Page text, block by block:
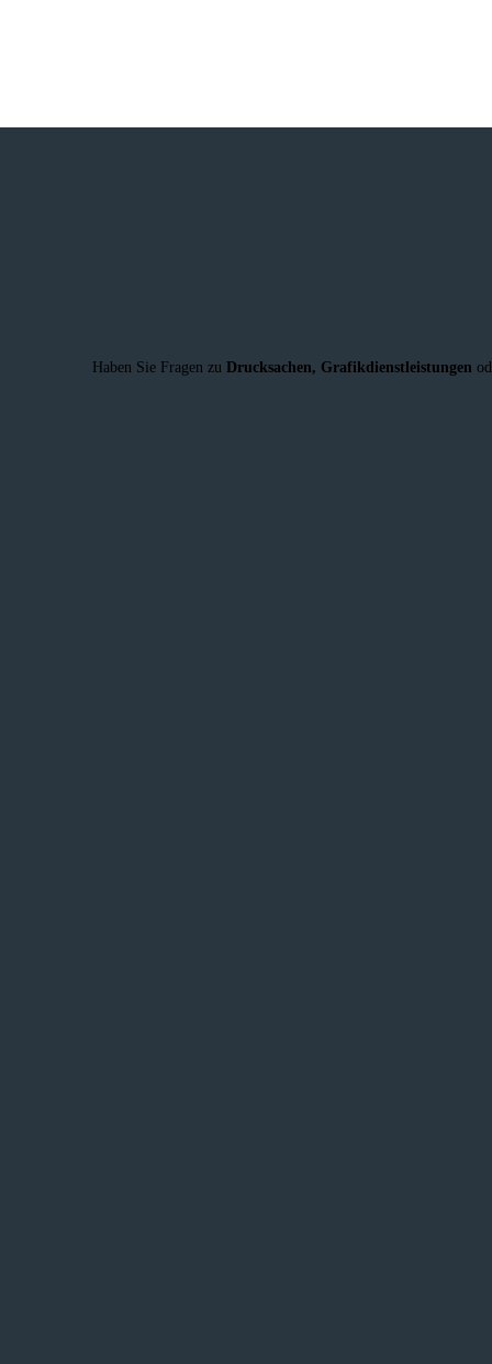
Haben Sie Fragen zu Drucksachen, Grafikdienstleistungen